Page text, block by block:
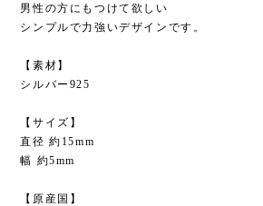
男性の方にもつけて欲しい
シンプルで力強いデザインです。
【素材】
シルバー925
【サイズ】
直径 約15mm
幅 約5mm
【原産国】